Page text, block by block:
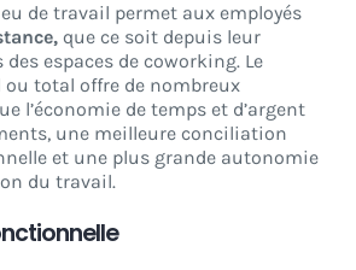
de travail permet aux employés
que ce soit depuis leur
espaces de coworking. Le
total offre de nombreux
l’économie de temps et d’argent
une meilleure conciliation
et une plus grande autonomie
du travail.